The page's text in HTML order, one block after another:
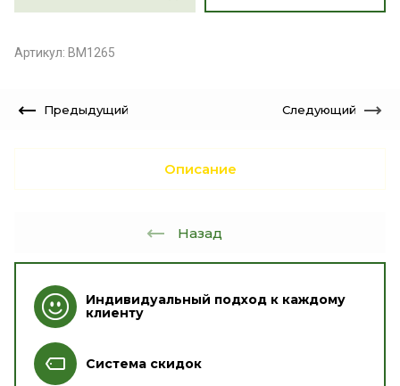
Артикул: BM1265
Предыдущий Следующий
Описание
Назад
Индивидуальный подход к каждому
клиенту
Система скидок